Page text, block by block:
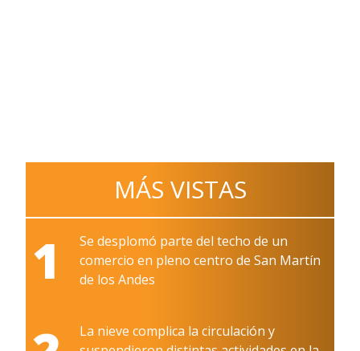
MÁS VISTAS
1
Se desplomó parte del techo de un
comercio en pleno centro de San Martín
de los Andes
La nieve complica la circulación y